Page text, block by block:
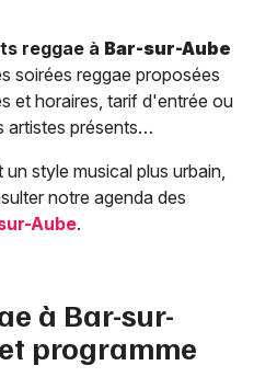
reggae à Bar-sur-Aube
soirées reggae proposées
et horaires, tarif d'entrée ou
artistes présents…
style musical plus urbain,
notre agenda des
Aube.
à Bar-sur-
programme